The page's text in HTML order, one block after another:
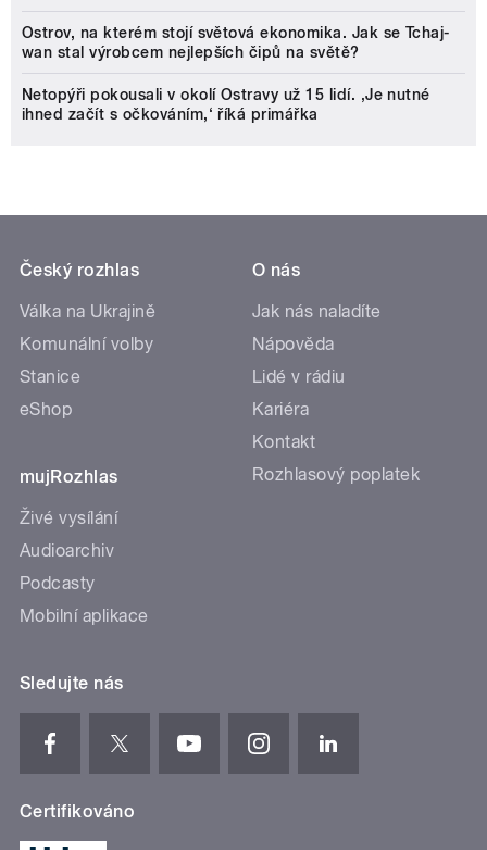
Ostrov, na kterém stojí světová ekonomika. Jak se Tchaj-
wan stal výrobcem nejlepších čipů na světě?
Netopýři pokousali v okolí Ostravy už 15 lidí. ‚Je nutné
ihned začít s očkováním,‘ říká primářka
Český rozhlas
Válka na Ukrajině
Komunální volby
Stanice
eShop
mujRozhlas
Živé vysílání
Audioarchiv
Podcasty
Mobilní aplikace
O nás
Jak nás naladíte
Nápověda
Lidé v rádiu
Kariéra
Kontakt
Rozhlasový poplatek
Sledujte nás
Certifikováno